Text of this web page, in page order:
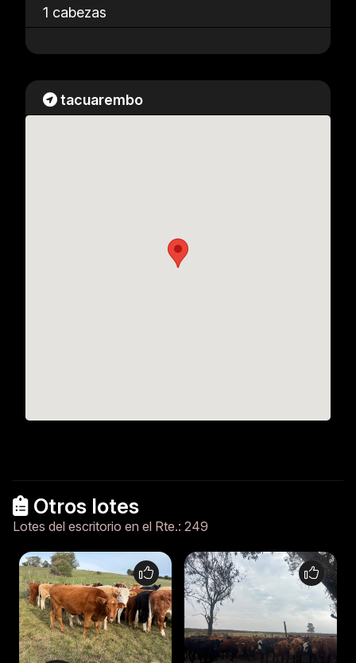
1 cabezas
tacuarembo
Otros lotes
Lotes del escritorio en el Rte.: 249